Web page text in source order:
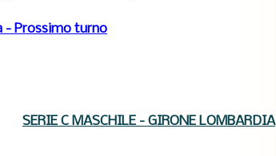
- Prossimo turno
SERIE C MASCHILE - GIRONE LOMBARDIA